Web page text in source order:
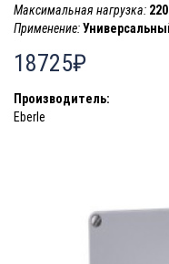
Максимальная нагрузка:
Применение:
18725₽
Производитель:
Eberle